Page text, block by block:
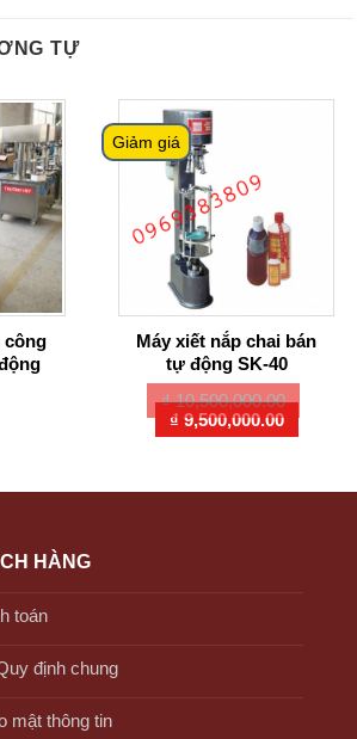
TỰ
công
Giảm giá
Máy xiết nắp chai bán
tự động SK-40
₫10,500,000.00
Giá
gốc
₫ 9,500,000.00
Giá
hiện
₫
HÀNG
toán
định chung
mật thông tin